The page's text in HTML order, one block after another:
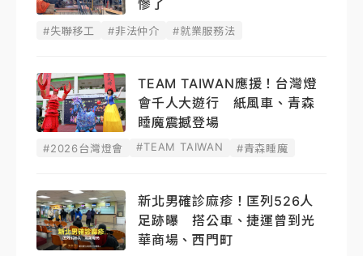
慘了
#失聯移工 #非法仲介 #就業服務法
TEAM TAIWAN應援！台灣燈
會千人大遊行 紙風車、青森
睡魔震撼登場
#2026台灣燈會 #TEAM TAIWAN #青森睡魔
新北男確診麻疹！匡列526人
足跡曝 搭公車、捷運曾到光
華商場、西門町